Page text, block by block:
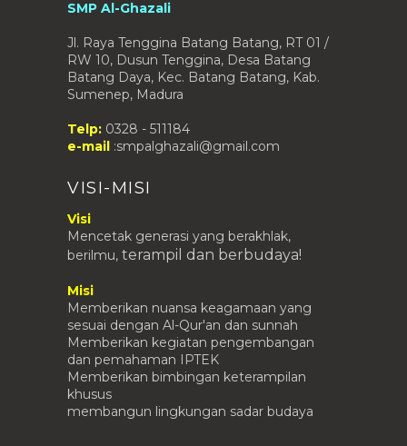
SMP Al-Ghazali
Jl. Raya Tenggina Batang Batang, RT 01 /
RW 10, Dusun Tenggina, Desa Batang
Batang Daya, Kec. Batang Batang, Kab.
Sumenep, Madura
Telp: 0328 - 511184
e-mail :smpalghazali@gmail.com
VISI-MISI
Visi
Mencetak generasi yang berakhlak,
berilmu, terampil dan berbudaya!
Misi
Memberikan nuansa keagamaan yang
sesuai dengan Al-Qur'an dan sunnah
Memberikan kegiatan pengembangan
dan pemahaman IPTEK
Memberikan bimbingan keterampilan
khusus
membangun lingkungan sadar budaya